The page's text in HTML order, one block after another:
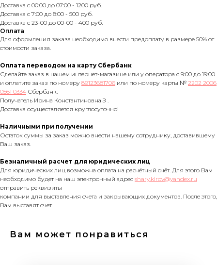
Доставка с 00:00 до 07:00 - 1200 руб.
Доставка с 7:00 до 8:00 - 500 руб.
Доставка с 23-00 до 00-00 - 400 руб.
Оплата
Для оформления заказа необходимо внести предоплату в размере 50% от
стоимости заказа.
Оплата переводом на карту Сбербанк
Сделайте заказ в нашем интернет-магазине или у оператора с 9:00 до 19:00
и оплатите заказ по номеру 89123681706 или по номеру карты № 2202 2006
0561 0334 Сбербанк.
Получатель Ирина Константиновна З .
Доставка осуществляется круглосуточно!
Наличными при получении
Остаток суммы за заказ можно внести нашему сотруднику, доставившему
Ваш заказ.
Безналичный расчет для юридических лиц
Для юридических лиц возможна оплата на расчётный счёт. Для этого Вам
необходимо будет на наш электронный адрес shary.kirov@yandex.ru
отправить реквизиты
компании для выставления счета и закрывающих документов. После этого,
Вам выставят счет.
Вам может понравиться